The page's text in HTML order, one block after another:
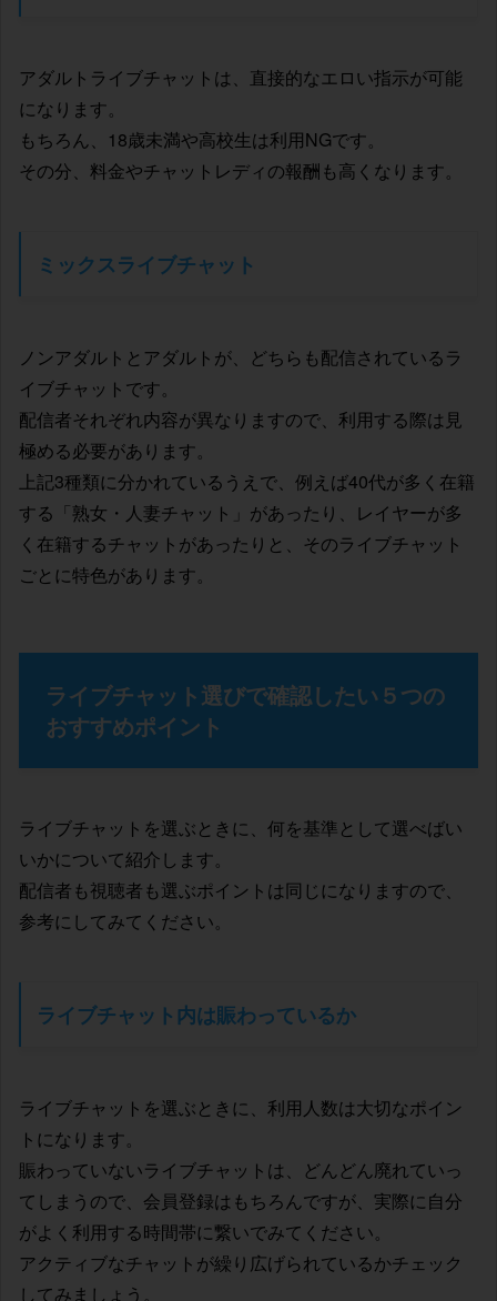
アダルトライブチャットは、直接的なエロい指示が可能
になります。
もちろん、18歳未満や高校生は利用NGです。
その分、料金やチャットレディの報酬も高くなります。
ミックスライブチャット
ノンアダルトとアダルトが、どちらも配信されているラ
イブチャットです。
配信者それぞれ内容が異なりますので、利用する際は見
極める必要があります。
上記3種類に分かれているうえで、例えば40代が多く在籍
する「熟女・人妻チャット」があったり、レイヤーが多
く在籍するチャットがあったりと、そのライブチャット
ごとに特色があります。
ライブチャット選びで確認したい５つの
おすすめポイント
ライブチャットを選ぶときに、何を基準として選べばい
いかについて紹介します。
配信者も視聴者も選ぶポイントは同じになりますので、
参考にしてみてください。
ライブチャット内は賑わっているか
ライブチャットを選ぶときに、利用人数は大切なポイン
トになります。
賑わっていないライブチャットは、どんどん廃れていっ
てしまうので、会員登録はもちろんですが、実際に自分
がよく利用する時間帯に繋いでみてください。
アクティブなチャットが繰り広げられているかチェック
してみましょう。